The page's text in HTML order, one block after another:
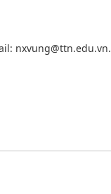
nxvung@ttn.edu.vn.